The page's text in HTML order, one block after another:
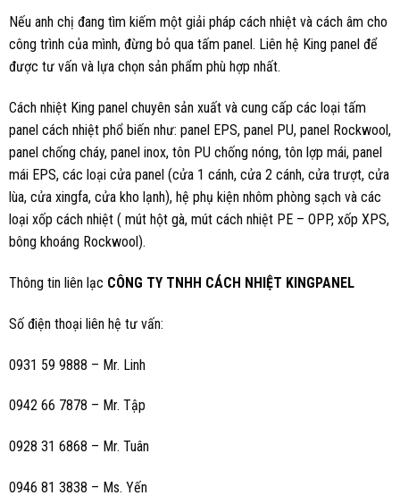
Nếu anh chị đang tìm kiếm một giải pháp cách nhiệt và cách âm cho
công trình của mình, đừng bỏ qua tấm panel. Liên hệ King panel để
được tư vấn và lựa chọn sản phẩm phù hợp nhất.
Cách nhiệt King panel chuyên sản xuất và cung cấp các loại tấm
panel cách nhiệt phổ biến như: panel EPS, panel PU, panel Rockwool,
panel chống cháy, panel inox, tôn PU chống nóng, tôn lợp mái, panel
mái EPS, các loại cửa panel (cửa 1 cánh, cửa 2 cánh, cửa trượt, cửa
lùa, cửa xingfa, cửa kho lạnh), hệ phụ kiện nhôm phòng sạch và các
loại xốp cách nhiệt ( mút hột gà, mút cách nhiệt PE – OPP, xốp XPS,
bông khoáng Rockwool).
Thông tin liên lạc CÔNG TY TNHH CÁCH NHIỆT KINGPANEL
Số điện thoại liên hệ tư vấn:
0931 59 9888 – Mr. Linh
0942 66 7878 – Mr. Tập
0928 31 6868 – Mr. Tuân
0946 81 3838 – Ms. Yến